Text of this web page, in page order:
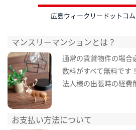
広島ウィークリードットコ
マンスリーマンションとは？
通常の賃貸物件の場合
数料がすべて無料です！
法人様の出張時の経費
お支払い方法について